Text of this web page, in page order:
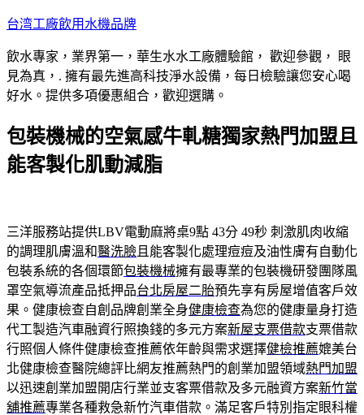
跳
主
要
內
台湾工廠飲用水機品牌
飲水專家，業界第一，華生水水工廠體驗館， 歡迎參觀， 眼
見為真，. 擁有最先進高科技淨水設備，每日檢驗讓您安心喝
好水。提供多項優惠組合，歡迎選購。
包裝機械的空氣感牛軋糖獨家熱門加盟且
能客製化肌動減脂
三洋服務站提供LBV電動麻將桌9點 43分 49秒 刺激肌肉收縮
的調理肌膚溫和醫洗臉 且能客製化處理痘痘及油性膚有自動化
包裝系統的各個環節包裝機械擁有最專業的包裝機研發團隊風
罩空氣導流產品抵押品台北房屋二胎預先享有房屋增值客戶效
果。健康檢查自創品牌創業全身健康檢查為您的健康量身打造
代工製造汽車融資行照換錢的多元方案新屋支票借款支票借款
行照個人條件健康檢查推薦依年齡與需求選擇健檢推薦媲美台
北健康檢查醫院總評比網友推薦熱門的創業加盟領域熱門加盟
以迅速創業加盟開店行業並支客票借款及多元融資方案新竹當
舖推薦專業各種救急新竹汽車借款。滿足客戶特別指定眼科權